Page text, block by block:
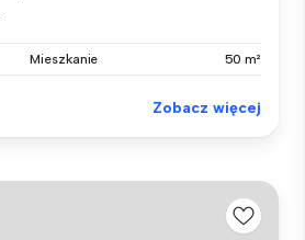
Mieszkanie 50 m²
Zobacz więcej